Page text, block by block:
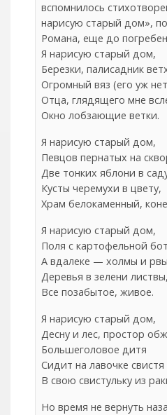
вспомнилось
нарисую старый дом»,
Романа, еще до
Я нарисую старый дом,
Березки, палисадник
Огромный вяз (его уж
Отца, глядящего мне
Окно лобзающие ветки.
Я нарисую старый дом,
Певцов пернатых на
Две тонких яблони в
Кусты черемухи в цвету,
Храм белокаменный,
Я нарисую старый дом,
Поля с картофельной
А вдалеке — холмы и
Деревья в зелени листвы,
Все позабытое, живое.
Я нарисую старый дом,
Десну и лес, простор
Большеголовое дитя
Сидит на лавочке свистя
В свою свистульку из
Но время не вернуть